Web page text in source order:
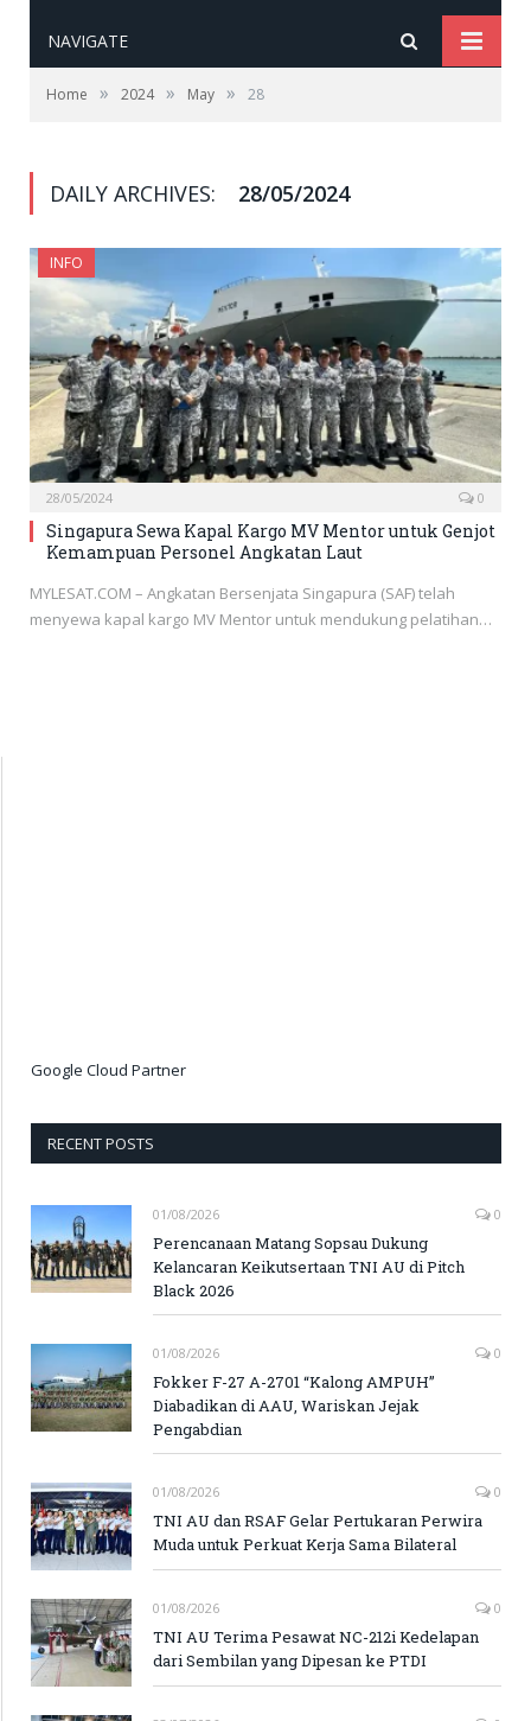
NAVIGATE
Home » 2024 » May » 28
DAILY ARCHIVES: 28/05/2024
INFO
28/05/2024 0
Singapura Sewa Kapal Kargo MV Mentor untuk Genjot
Kemampuan Personel Angkatan Laut
MYLESAT.COM – Angkatan Bersenjata Singapura (SAF) telah
menyewa kapal kargo MV Mentor untuk mendukung pelatihan…
Google Cloud Partner
RECENT POSTS
01/08/2026 0
Perencanaan Matang Sopsau Dukung
Kelancaran Keikutsertaan TNI AU di Pitch
Black 2026
01/08/2026 0
Fokker F-27 A-2701 “Kalong AMPUH”
Diabadikan di AAU, Wariskan Jejak
Pengabdian
01/08/2026 0
TNI AU dan RSAF Gelar Pertukaran Perwira
Muda untuk Perkuat Kerja Sama Bilateral
01/08/2026 0
TNI AU Terima Pesawat NC-212i Kedelapan
dari Sembilan yang Dipesan ke PTDI